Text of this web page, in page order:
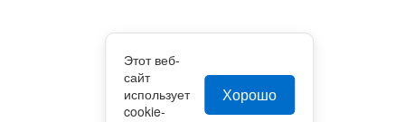
Этот веб-
сайт
использует
cookie-
Хорошо